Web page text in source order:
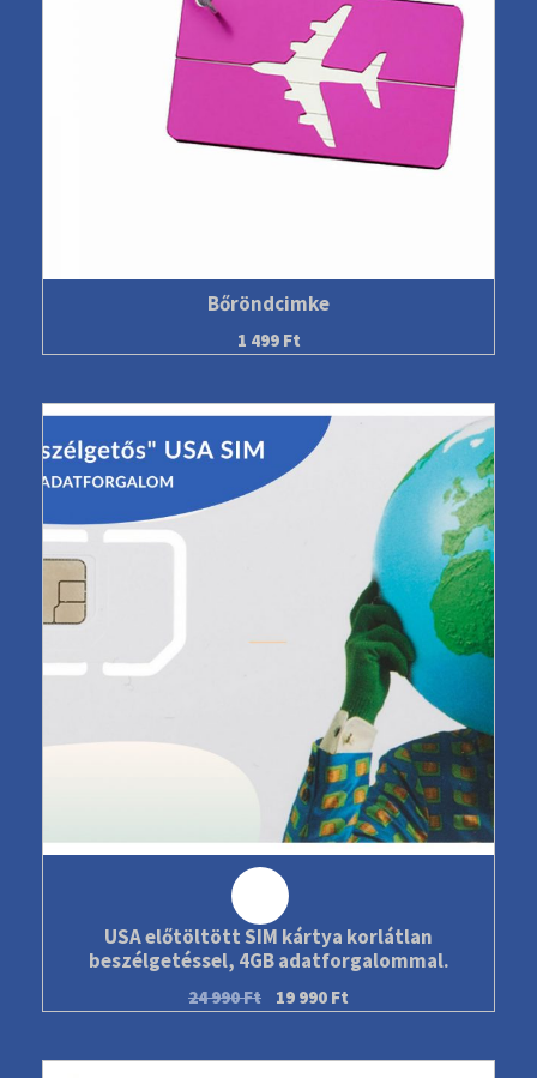
Bőröndcimke
1 499 Ft
USA előtöltött SIM kártya korlátlan
beszélgetéssel, 4GB adatforgalommal.
24 990Ft 19 990 Ft